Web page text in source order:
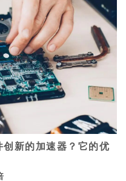
新的加速器？它的优